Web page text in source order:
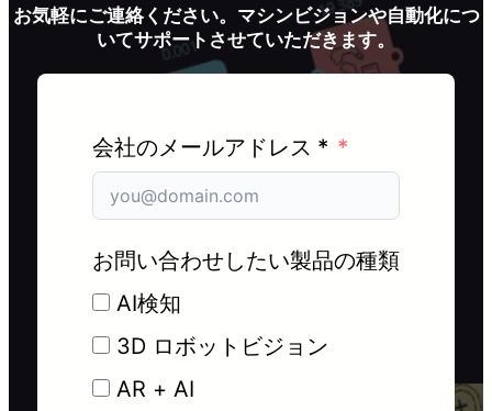
お気軽にご連絡ください。マシンビジョンや自動化につ
いてサポートさせていただきます。
会社のメールアドレス *
お問い合わせしたい製品の種類
AI検知
3D ロボットビジョン
AR + AI